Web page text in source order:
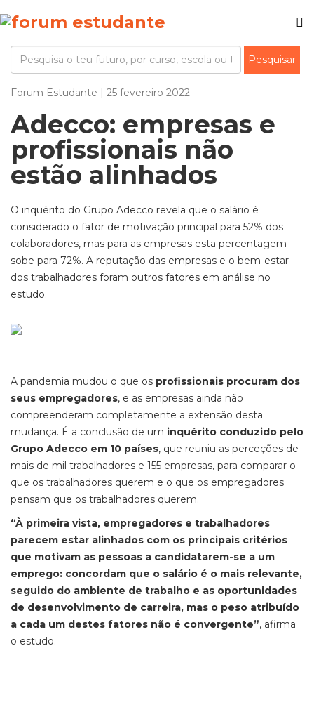
Forum Estudante | 25 fevereiro 2022
Adecco: empresas e
profissionais não
estão alinhados
O inquérito do Grupo Adecco revela que o salário é
considerado o fator de motivação principal para 52% dos
colaboradores, mas para as empresas esta percentagem
sobe para 72%. A reputação das empresas e o bem-estar
dos trabalhadores foram outros fatores em análise no
estudo.
A pandemia mudou o que os profissionais procuram dos
seus empregadores, e as empresas ainda não
compreenderam completamente a extensão desta
mudança. É a conclusão de um inquérito conduzido pelo
Grupo Adecco em 10 países, que reuniu as perceções de
mais de mil trabalhadores e 155 empresas, para comparar o
que os trabalhadores querem e o que os empregadores
pensam que os trabalhadores querem.
“À primeira vista, empregadores e trabalhadores
parecem estar alinhados com os principais critérios
que motivam as pessoas a candidatarem-se a um
emprego: concordam que o salário é o mais relevante,
seguido do ambiente de trabalho e as oportunidades
de desenvolvimento de carreira, mas o peso atribuído
a cada um destes fatores não é convergente”, afirma
o estudo.